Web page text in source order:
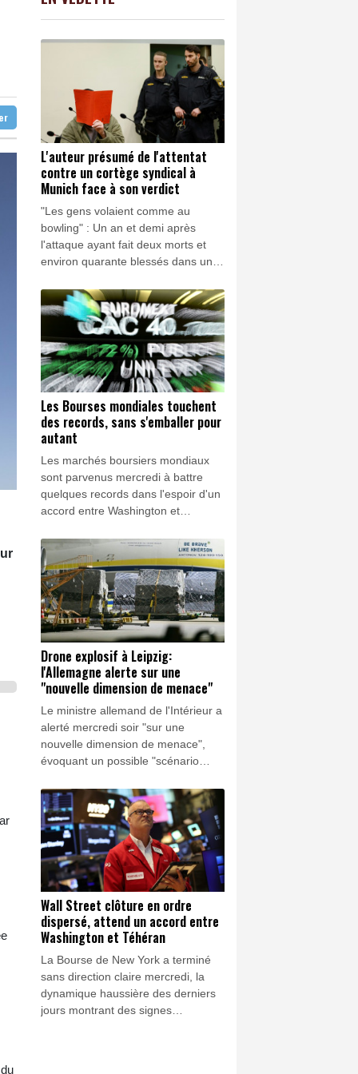
terroristes" lors de l'investiture du
autant
-0.41%
2.08% 4302.47 €
0.17% 4311.78 €
L'auteur présumé de l'attentat
contre un cortège syndical à
Munich face à son verdict
"Les gens volaient comme au
bowling" : Un an et demi après
l'attaque ayant fait deux morts et
environ quarante blessés dans un
Munich, l'accusé, un réfugié afghan,
doit connaître jeudi son verdict.
Les Bourses mondiales touchent
des records, sans s'emballer pour
autant
Les marchés boursiers mondiaux
sont parvenus mercredi à battre
quelques records dans l'espoir d'un
accord entre Washington et
détroit d'Ormuz, mais la dynamique
haussière des derniers jours montre
des signes d'essoufflement.
Drone explosif à Leipzig:
l'Allemagne alerte sur une
"nouvelle dimension de menace"
Le ministre allemand de l'Intérieur a
alerté mercredi soir "sur une
nouvelle dimension de menace",
évoquant un possible "scénario
découverte d'un drone explosif, à
l'aéroport de Leipzig, un hub
logistique clé pour l'Otan et
l'acheminement de matériel militaire
et civil vers l'Ukraine, que Berlin
soutient activement depuis le début
de l'invasion russe.
Wall Street clôture en ordre
dispersé, attend un accord entre
Washington et Téhéran
La Bourse de New York a terminé
sans direction claire mercredi, la
dynamique haussière des derniers
jours montrant des signes